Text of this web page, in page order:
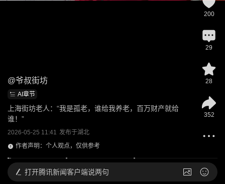
@爷叔街坊
AI章节
上海街坊老人：“我是孤老，谁给我养老，百万财产就给
谁！”
2026-05-25 11:41 发布于湖北
作者声明：个人观点，仅供参考
200
29
28
352
打开腾讯新闻客户端说两句